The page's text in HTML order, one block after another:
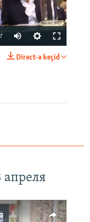
Direct-ə keçid
апреля